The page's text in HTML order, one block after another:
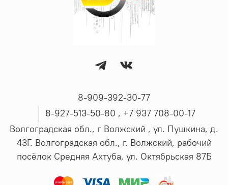
8-909-392-30-77
8-927-513-50-80 , ‪+7 937 708-00-17
Волгоградская обл., г Волжский , ул. Пушкина, д.
43Г. Волгоградская обл., г. Волжский, рабочий
посёлок Средняя Ахтуба, ул. Октябрьская 87Б